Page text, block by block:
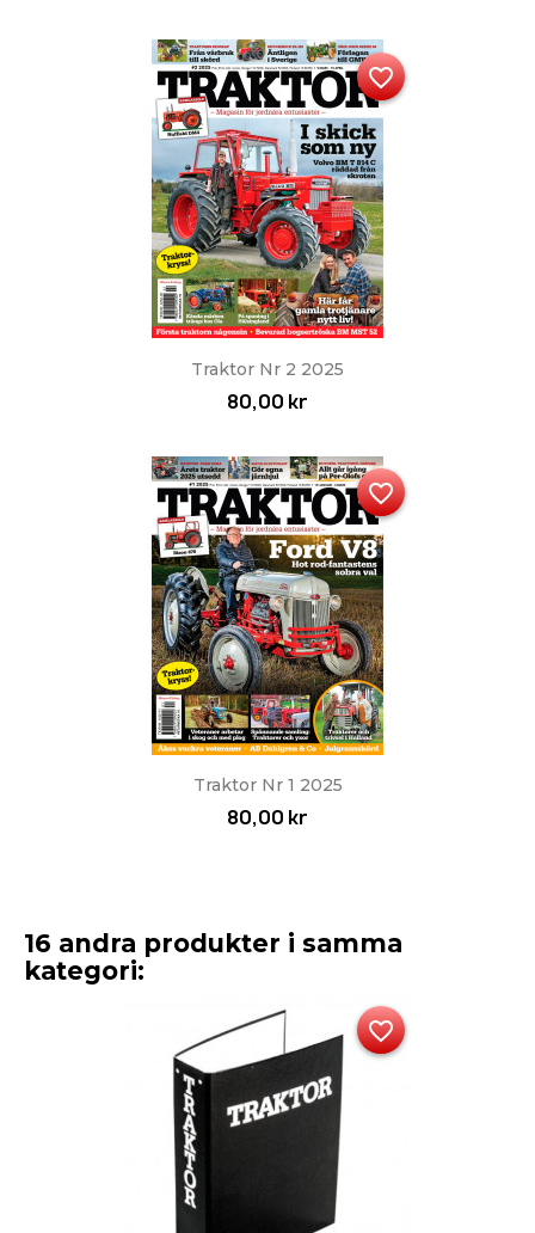
Traktor Nr 2 2025
80,00 kr
favorite_border
Traktor Nr 1 2025
80,00 kr
favorite_border
16 andra produkter i samma
kategori:
favorite_border